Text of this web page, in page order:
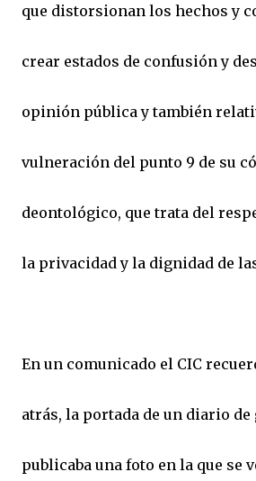
que distorsionan los hechos y
crear estados de confusión y
opinión pública y también
vulneración del punto 9 de su
deontológico, que trata del
la privacidad y la dignidad de
En un comunicado el CIC
atrás, la portada de un diario
publicaba una foto en la que se